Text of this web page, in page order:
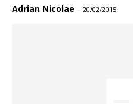
Adrian Nicolae - 20/02/2015